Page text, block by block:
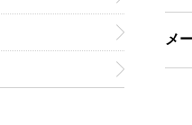
メ